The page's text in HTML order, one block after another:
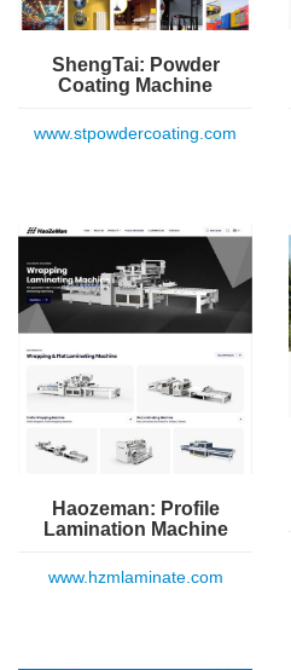
ShengTai: Powder
Coating Machine
www.stpowdercoating.com
Haozeman: Profile
Lamination Machine
www.hzmlaminate.com